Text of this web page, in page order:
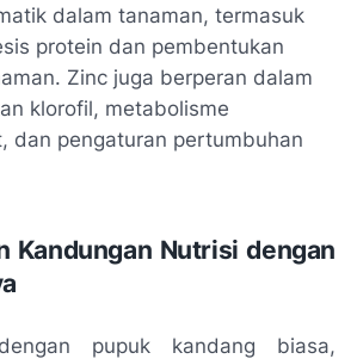
dalam tanaman, termasuk
protein dan pembentukan
Zinc juga berperan dalam
klorofil, metabolisme
dan pengaturan pertumbuhan
Kandungan Nutrisi dengan
pupuk kandang biasa,